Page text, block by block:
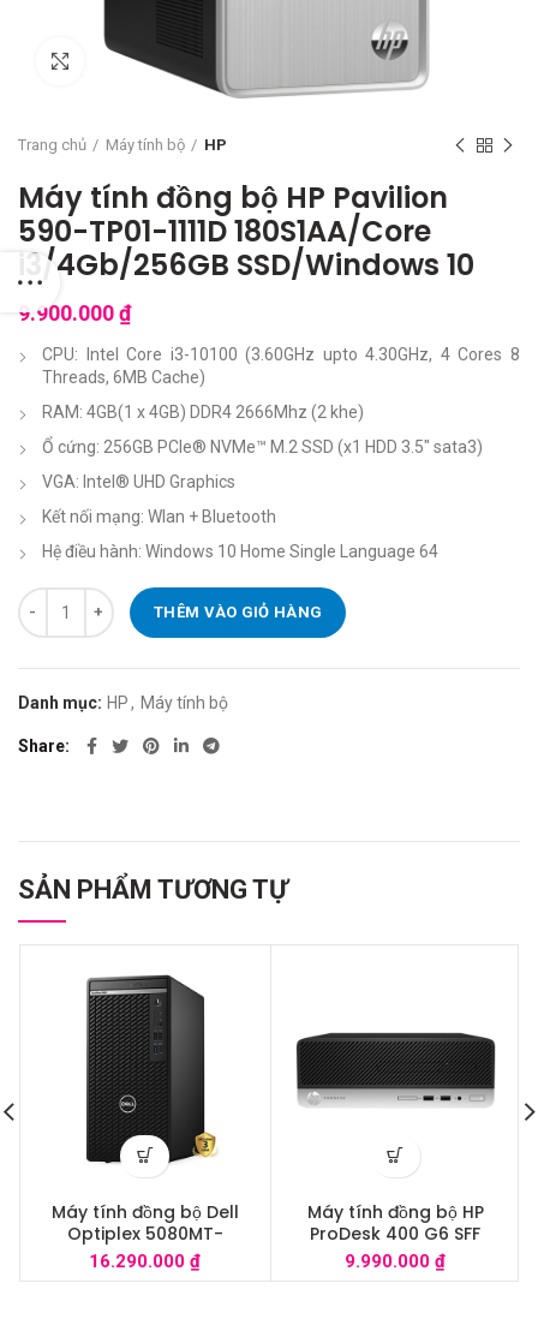
Click to enlarge
Trang chủ Máy tính bộ HP
Máy tính đồng bộ HP Pavilion
590-TP01-1111D 180S1AA/Core
i3/4Gb/256GB SSD/Windows 10
9.900.000₫
CPU: Intel Core i3-10100 (3.60GHz upto 4.30GHz, 4 Cores 8
Threads, 6MB Cache)
RAM: 4GB(1 x 4GB) DDR4 2666Mhz (2 khe)
Ổ cứng: 256GB PCIe® NVMe™ M.2 SSD (x1 HDD 3.5″ sata3)
VGA: Intel® UHD Graphics
Kết nối mạng: Wlan + Bluetooth
Hệ điều hành: Windows 10 Home Single Language 64
Máy tính đồng bộ HP Pavilion 590-TP01-1111D 180S1AA/Core i3/
THÊM VÀO GIỎ HÀNG
Danh mục: HP, Máy tính bộ
Share
SẢN PHẨM TƯƠNG TỰ
Máy tính đồng bộ Dell
Optiplex 5080MT-
70228815/Core
i5/8Gb/256GB SSD/Ubuntu
16.290.000₫
Máy tính đồng bộ HP
ProDesk 400 G6 SFF
9TQ74PA /i3-
9100/8G/1TB/Dos
9.990.000₫